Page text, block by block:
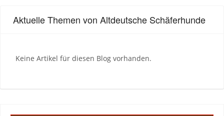
Aktuelle Themen von Altdeutsche Schäferhunde
Keine Artikel für diesen Blog vorhanden.